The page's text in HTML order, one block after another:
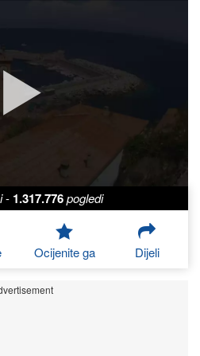
- 1.317.776pogledi
Ocijenite ga Dijeli